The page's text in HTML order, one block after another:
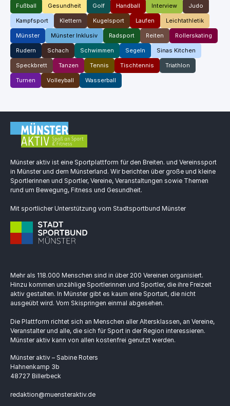
Fußball Gesundheit Golf Handball Interview Judo
Kampfsport Klettern Kugelsport Laufen Leichtathletik
Münster Münster Inklusiv Radsport Reiten Rollerskating
Rudern Schach Schwimmen Segeln Sinas Kitchen
Speckbrett Tanzen Tennis Tischtennis Triathlon
Turnen Volleyball Wasserball
Münster aktiv ist eine Sportplattform für den Breiten. und Vereinssport
in Münster und dem Münsterland. Wir berichten über große und kleine
Sportlerinnen und Sportler, Vereine, Veranstaltungen sowie Themen
rund um Bewegung, Fitness und Gesundheit.
Mit sportlicher Unterstützung vom Stadtsportbund Münster
Mehr als 118.000 Menschen sind in über 200 Vereinen organisiert.
Hinzu kommen unzählige Sportlerinnen und Sportler, die ihre Freizeit
aktiv gestalten. In Münster gibt es kaum eine Sportart, die nicht
ausgeübt wird. Vom Skispringen einmal abgesehen.
Die Plattform richtet sich an Menschen aller Altersklassen, an Vereine,
Veranstalter und alle, die sich für Sport in der Region interessieren.
Münster aktiv kann von allen kostenfrei genutzt werden.
Münster aktiv – Sabine Roters
Hahnenkamp 3b
48727 Billerbeck
redaktion@muensteraktiv.de